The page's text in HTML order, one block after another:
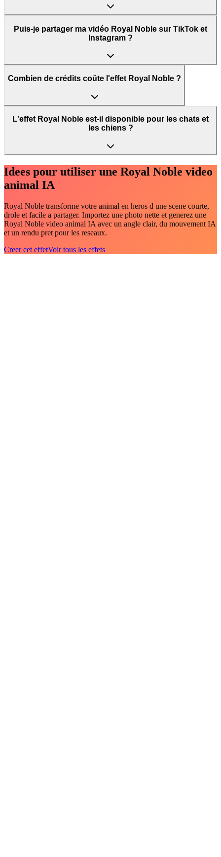
Puis-je partager ma vidéo Royal Noble sur TikTok et
Instagram ?
Combien de crédits coûte l'effet Royal Noble ?
L'effet Royal Noble est-il disponible pour les chats et
les chiens ?
Idees pour utiliser une Royal Noble video
animal IA
Royal Noble transforme votre animal en heros d une scene courte,
drole et facile a partager. Importez une photo nette et generez une
Royal Noble video animal IA avec un angle clair, du mouvement IA
et un rendu pret pour les reseaux.
Creer cet effetVoir tous les effets